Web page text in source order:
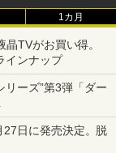
1カ月
TVがお買い得。
インナップ
ーズ”第3弾「ダー
大型チーズバーガー
27日に発売決定。脱